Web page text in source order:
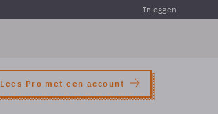
Inloggen
Lees Pro met een account